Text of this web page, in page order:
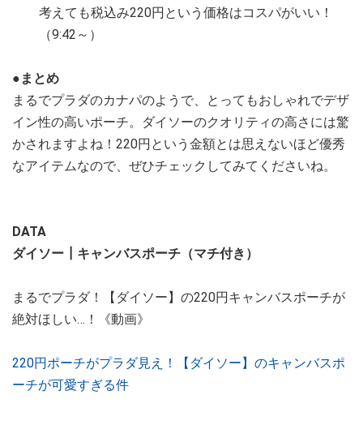
考えても税込み220円という価格はコスパがいい！
（9:42～）
●まとめ
まるでプラダのカナパのようで、とってもおしゃれでデザ
イン性の高いポーチ。ダイソーのクオリティの高さには驚
かされますよね！220円という金額とは思えないほど優秀
なアイテムなので、ぜひチェックしてみてくださいね。
DATA
ダイソー┃キャンバスポーチ（マチ付き）
まるでプラダ！【ダイソー】の220円キャンバスポーチが
絶対ほしい…！《動画》
220円ポーチがプラダ見え！【ダイソー】のキャンバスポ
ーチが可愛すぎる件